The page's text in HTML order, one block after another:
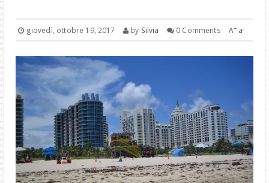
COLLABORAZIONI
giovedì, ottobre 19, 2017 by Silvia 0 Comments A+ a-